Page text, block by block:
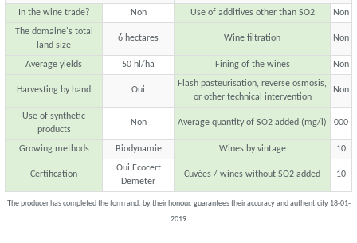
In the wine trade?
Non Use of additives other than SO2
Non
The domaine's total
land size
6 hectares Wine filtration Non
Average yields 50 hl/ha Fining of the wines Non
Harvesting by hand Oui
Flash pasteurisation, reverse osmosis,
or other technical intervention
Non
Use of synthetic
products
Non Average quantity of SO2 added (mg/l) 000
Growing methods Biodynamie Wines by vintage 10
Certification
Oui Ecocert
Demeter
Cuvées / wines without SO2 added 10
The producer has completed the form and, by their honour, guarantees their accuracy and authenticity 18-01-
2019